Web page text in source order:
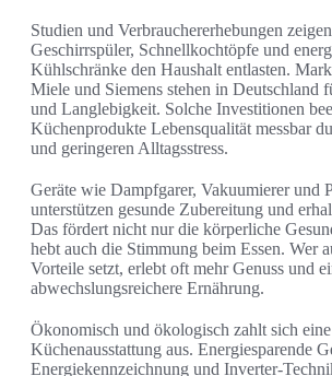
Studien und Verbrauchererhebungen
Geschirrspüler, Schnellkochtöpfe und
Kühlschränke den Haushalt entlasten.
Miele und Siemens stehen in Deutschland
und Langlebigkeit. Solche Investitionen
Küchenprodukte Lebensqualität messbar
und geringeren Alltagsstress.
Geräte wie Dampfgarer, Vakuumierer und
unterstützen gesunde Zubereitung und
Das fördert nicht nur die körperliche
hebt auch die Stimmung beim Essen. Wer
Vorteile setzt, erlebt oft mehr Genuss und
abwechslungsreichere Ernährung.
Ökonomisch und ökologisch zahlt sich
Küchenausstattung aus. Energiesparende
Energiekennzeichnung und Inverter-